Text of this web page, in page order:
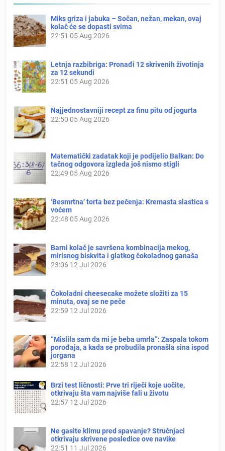
Miks griza i jabuka – Sočan, nežan, mekan, ovaj
kolač će se dopasti svima
22:51 05 Aug 2026
Letnja razbibriga: Pronađi 12 skrivenih životinja
za 12 sekundi
22:51 05 Aug 2026
Najjednostavniji recept za finu pitu od jogurta
22:50 05 Aug 2026
Matematički zadatak koji je podijelio Balkan: Do
tačnog odgovora izgleda još nismo stigli
22:49 05 Aug 2026
‘Besmrtna’ torta bez pečenja: Kremasta slastica s
voćem
22:48 05 Aug 2026
Barni kolač je savršena kombinacija mekog,
mirisnog biskvita i glatkog čokoladnog ganaša
23:06 12 Jul 2026
Čokoladni cheesecake možete složiti za 15
minuta, ovaj se ne peče
22:59 12 Jul 2026
“Mislila sam da mi je beba umrla”: Zaspala tokom
porođaja, a kada se probudila pronašla sina ispod
jorgana
22:58 12 Jul 2026
Brzi test ličnosti: Prve tri riječi koje uočite,
otkrivaju šta vam najviše fali u životu
22:57 12 Jul 2026
Ne gasite klimu pred spavanje? Stručnjaci
otkrivaju skrivene posledice ove navike
22:51 11 Jul 2026